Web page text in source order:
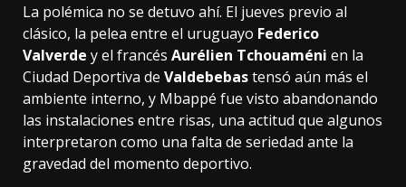
La polémica no se detuvo ahí. El jueves previo al
clásico, la pelea entre el uruguayo Federico
Valverde y el francés Aurélien Tchouaméni en la
Ciudad Deportiva de Valdebebastensó aún más el
ambiente interno, y Mbappé fue visto abandonando
las instalaciones entre risas, una actitud que algunos
interpretaron como una falta de seriedad ante la
gravedad del momento deportivo.